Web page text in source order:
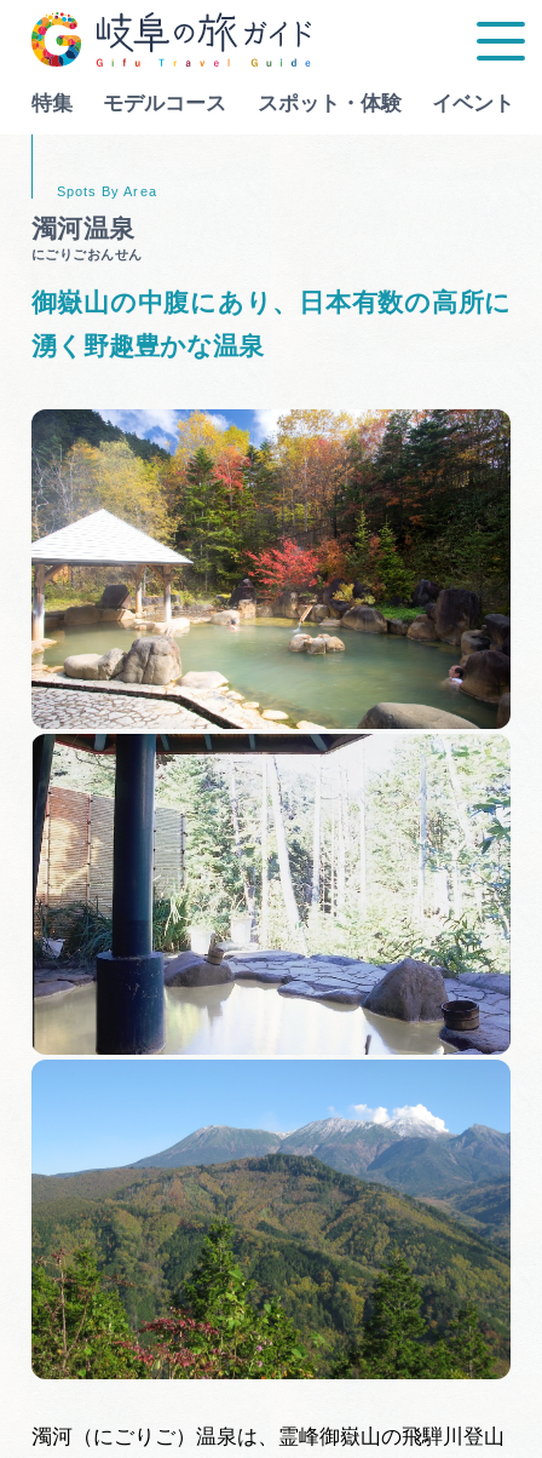
特集 モデルコース スポット・体験 イベント
モデルコース
スポット・体験
イベント
グルメ
旅の予約
アクセス
インフォメーション
ぎふ旅レポーター記事
早わかり岐阜
買い物・お土産
体験予約サイト「ＶＩＳＩＴ岐阜県」
岐阜県アウトドア観光キャンペーン
岐阜県観光データベース
旅行会社・観光事業者の皆様へ
フォトライブラリー
動画ライブラリー
Language
行きたいリストを見る
濁河温泉
にごりごおんせん
御嶽山の中腹にあり、日本有数の高所に
湧く野趣豊かな温泉
濁河（にごりご）温泉は、霊峰御嶽山の飛騨川登山